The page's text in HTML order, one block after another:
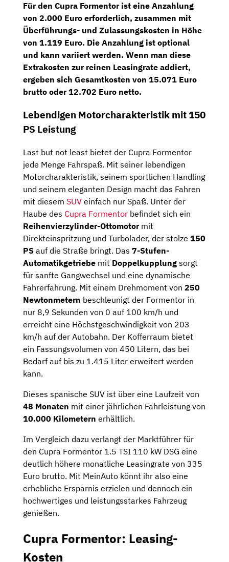
Für den Cupra Formentor ist eine Anzahlung
von 2.000 Euro erforderlich, zusammen mit
Überführungs- und Zulassungskosten in Höhe
von 1.119 Euro. Die Anzahlung ist optional
und kann variiert werden. Wenn man diese
Extrakosten zur reinen Leasingrate addiert,
ergeben sich Gesamtkosten von 15.071 Euro
brutto oder 12.702 Euro netto.
Lebendigen Motorcharakteristik mit 150
PS Leistung
Last but not least bietet der Cupra Formentor
jede Menge Fahrspaß. Mit seiner lebendigen
Motorcharakteristik, seinem sportlichen Handling
und seinem eleganten Design macht das Fahren
mit diesem SUV einfach nur Spaß. Unter der
Haube des Cupra Formentor befindet sich ein
Reihenvierzylinder-Ottomotormit
Direkteinspritzung und Turbolader, der stolze 150
PS auf die Straße bringt. Das 7-Stufen-
Automatikgetriebe mit Doppelkupplung sorgt
für sanfte Gangwechsel und eine dynamische
Fahrerfahrung. Mit einem Drehmoment von 250
Newtonmetern beschleunigt der Formentor in
nur 8,9 Sekunden von 0 auf 100 km/h und
erreicht eine Höchstgeschwindigkeit von 203
km/h auf der Autobahn. Der Kofferraum bietet
ein Fassungsvolumen von 450 Litern, das bei
Bedarf auf bis zu 1.415 Liter erweitert werden
kann.
Dieses spanische SUV ist über eine Laufzeit von
48 Monaten mit einer jährlichen Fahrleistung von
10.000 Kilometern erhältlich.
Im Vergleich dazu verlangt der Marktführer für
den Cupra Formentor 1.5 TSI 110 kW DSG eine
deutlich höhere monatliche Leasingrate von 335
Euro brutto. Mit MeinAuto könnt ihr also eine
erhebliche Ersparnis erzielen und dennoch ein
hochwertiges und leistungsstarkes Fahrzeug
genießen.
Cupra Formentor: Leasing-
Kosten